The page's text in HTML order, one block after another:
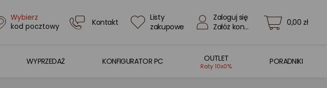
Wybierz
kod pocztowy
Kontakt
Listy
zakupowe
Zaloguj się
Załóż konto
0,00 zł
WYPRZEDAŻ KONFIGURATOR PC OUTLET
Raty 10x0%
PORADNIKI